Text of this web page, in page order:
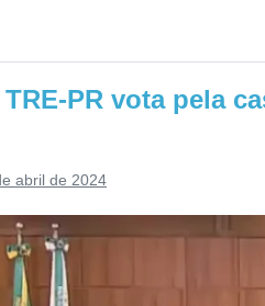
PR vota pela
abril de 2024